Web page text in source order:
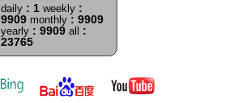
daily : 1 weekly :
9909 monthly : 9909
yearly : 9909 all
:
23765